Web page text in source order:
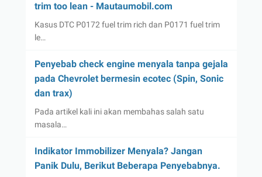
trim too lean - Mautaumobil.com
Kasus DTC P0172 fuel trim rich dan P0171 fuel trim
le…
Penyebab check engine menyala tanpa gejala
pada Chevrolet bermesin ecotec (Spin, Sonic
dan trax)
Pada artikel kali ini akan membahas salah satu
masala…
Indikator Immobilizer Menyala? Jangan
Panik Dulu, Berikut Beberapa Penyebabnya.